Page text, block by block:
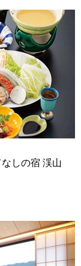
しの宿 渓山